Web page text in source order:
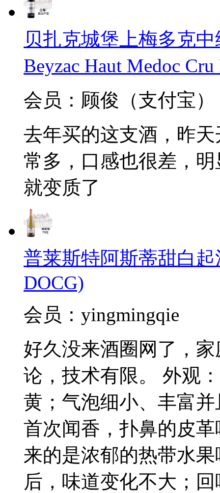
贝扎克城堡上梅多克
Beyzac Haut Medoc
会员：顾俊（支付宝）
去年买的这支酒，昨
常多，口感也很差，
就变质了
普莱斯特阿斯蒂甜白起
DOCG)
会员：yingmingqie
好久没来酒圈网了，
论，技术有限。 外观
黄；气泡细小、丰富
首次闻香，扑鼻的皮
来的是浓郁的热带水
后，味道变化不大；